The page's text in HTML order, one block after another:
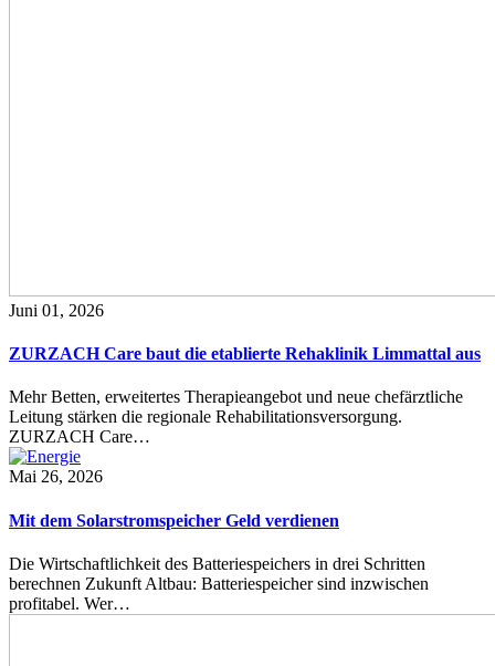
Juni 01, 2026
ZURZACH Care baut die etablierte Rehaklinik Limmattal aus
Mehr Betten, erweitertes Therapieangebot und neue chefärztliche
Leitung stärken die regionale Rehabilitationsversorgung.
ZURZACH Care…
Mai 26, 2026
Mit dem Solarstromspeicher Geld verdienen
Die Wirtschaftlichkeit des Batteriespeichers in drei Schritten
berechnen Zukunft Altbau: Batteriespeicher sind inzwischen
profitabel. Wer…